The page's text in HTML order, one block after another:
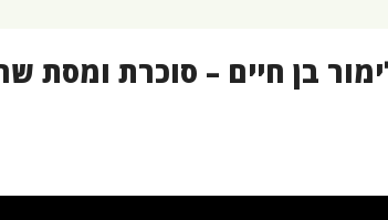
בן חיים – סוכרת ומסת